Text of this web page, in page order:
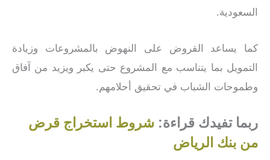
السعودية.
كما يساعد القروض على النهوض بالمشروعات وزيادة
التمويل بما يتناسب مع المشروع حتى يكبر ويزيد من آفاق
وطموحات الشباب في تحقيق أحلامهم.
ربما تفيدك قراءة: شروط استخراج قرض
من بنك الرياض